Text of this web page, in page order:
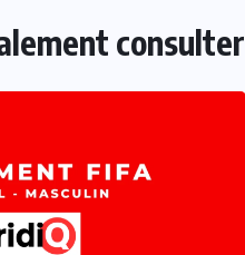
consulter